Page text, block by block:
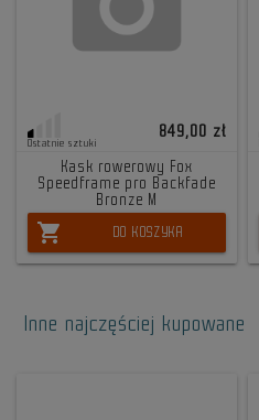
Ostatnie sztuki
849,00 zł
Kask rowerowy Fox
Speedframe pro Backfade
Bronze M
shopping_cart DO KOSZYKA
Inne najczęściej kupowane